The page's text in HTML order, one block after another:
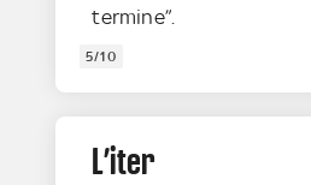
termine”.
5/10
L’iter